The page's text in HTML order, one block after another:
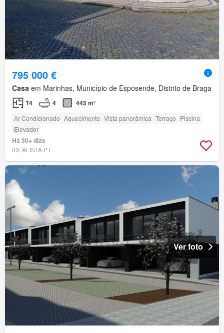
795 000 €
Casa em Marinhas, Município de Esposende, Distrito de Braga
T4 4 445 m²
Ar Condicionado Aquecimento Vista panorâmica Terraço Piscina
Elevador
Há 30+ dias
IDEALISTA.PT
Ver foto